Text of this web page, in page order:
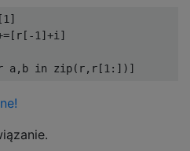
1 ]
r [-1 ]+i ]
a, b in zip( r, r [1 :])]